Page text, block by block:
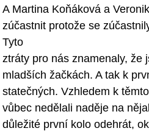
A Martina Koňáková a
zúčastnit protože se
Tyto
ztráty pro nás znamenaly, že
mladších žačkách. A tak k
statečných. Vzhledem k
vůbec nedělali naděje na
důležité první koloodehrát,